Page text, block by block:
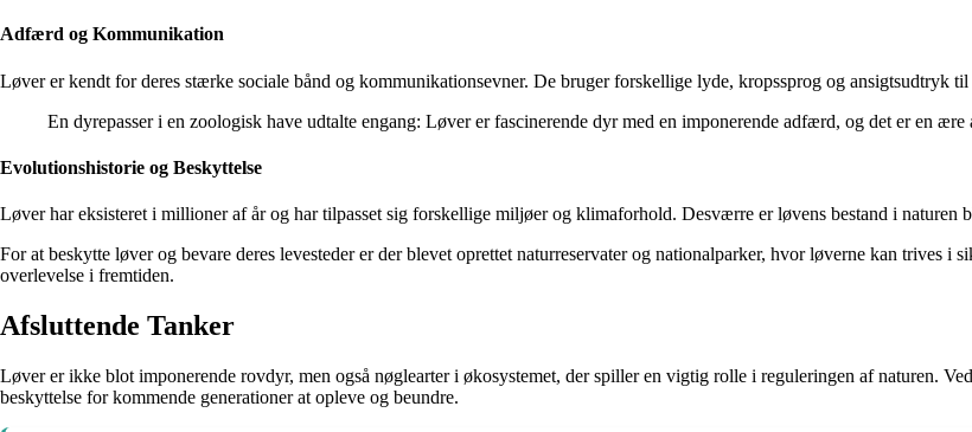
Adfærd og Kommunikation
Løver er kendt for deres stærke sociale bånd og kommunikationsevner. De bruger forskellige lyde, kropssprog og ansigtsudtryk
En dyrepasser i en zoologisk have udtalte engang: Løver er fascinerende dyr med en imponerende adfærd, og det er en
Evolutionshistorie og Beskyttelse
Løver har eksisteret i millioner af år og har tilpasset sig forskellige miljøer og klimaforhold. Desværre er løvens bestand i naturen
For at beskytte løver og bevare deres levesteder er der blevet oprettet naturreservater og nationalparker, hvor løverne kan trives
overlevelse i fremtiden.
Afsluttende Tanker
Løver er ikke blot imponerende rovdyr, men også nøglearter i økosystemet, der spiller en vigtig rolle i reguleringen af naturen.
beskyttelse for kommende generationer at opleve og beundre.